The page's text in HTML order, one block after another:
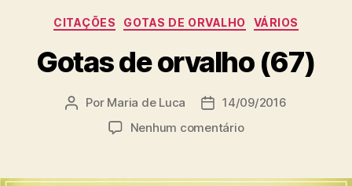
C
t
e
o
r
s
CITAÇÕES GOTAS DE ORVALHO VÁRIOS
Gotas de orvalho (67)
A Por Maria de Luca
D 14/09/2016
Nenhum comentárioe
o